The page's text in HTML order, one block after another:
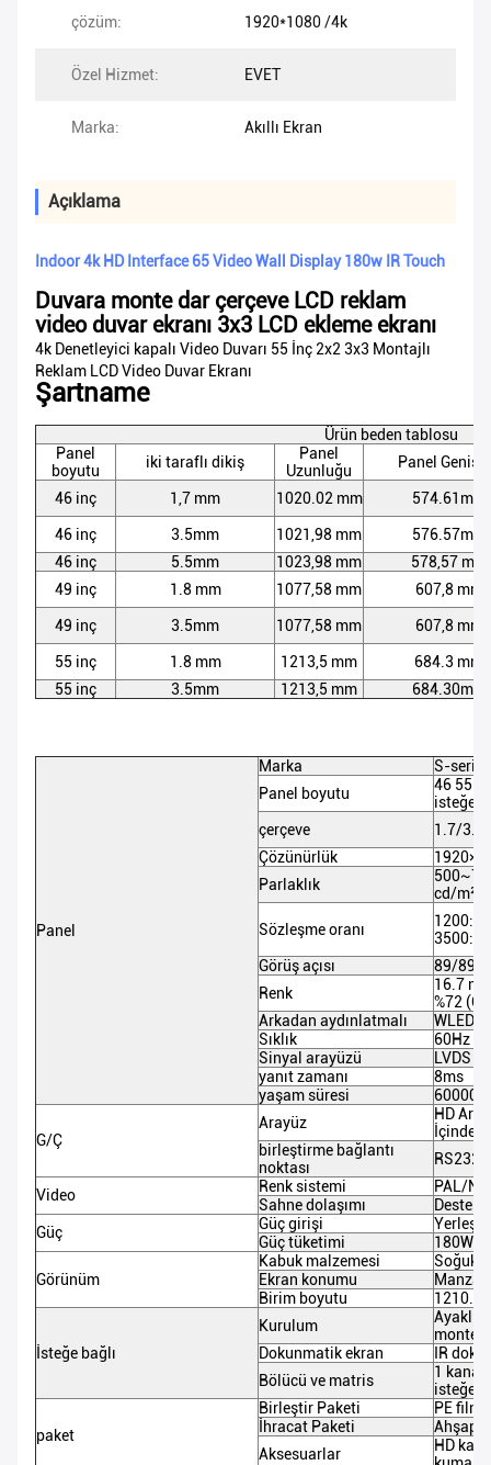
çözüm: 1920*1080 /4k
Özel Hizmet: EVET
Marka: Akıllı Ekran
Açıklama
Indoor 4k HD Interface 65 Video Wall Display 180w IR Touch
Duvara monte dar çerçeve LCD reklam
video duvar ekranı 3x3 LCD ekleme ekranı
4k Denetleyici kapalı Video Duvarı 55 İnç 2x2 3x3 Montajlı
Reklam LCD Video Duvar Ekranı
Şartname
Ürün beden tablosu
Panel
boyutu
iki taraflı dikiş
Panel
Uzunluğu
Panel
46 inç 1,7 mm 1020.02 mm 574.61mm
46 inç 3.5mm 1021,98 mm
576.57mm
46 inç
5.5mm 1023,98 mm
578,57 mm
49 inç
1.8 mm 1077,58 mm 607,8 mm
49 inç 3.5mm 1077,58 mm 607,8 mm
55 inç 1.8 mm 1213,5 mm
684.3 mm
55 inç
3.5mm 1213,5 mm 684.30mm
Panel
Marka
S-serisi
Panel boyutu
46 55
isteğe
çerçeve
1.7/
Çözünürlük
Parlaklık
cd/m²
Sözleşme oranı
1200:1,
3500:1,
Görüş açısı
89/89/
Renk
16.7
%72
Arkadan aydınlatmalı
WLED
Sıklık
60Hz
Sinyal arayüzü
LVDS
yanıt zamanı
8ms
yaşam süresi
60000
G/Ç
Arayüz
HD
İçinde
birleştirme bağlantı
noktası
RS232-
Video Renk sistemi
PAL/
Sahne dolaşımı
Destek
Güç
Güç girişi
Güç tüketimi
180W
Görünüm
Kabuk malzemesi
Soğuk
Ekran konumu
Birim boyutu
İsteğe bağlı
Kurulum
Ayaklı
monte
Dokunmatik ekran
IR
Bölücü ve matris
1 kanal
isteğe
paket
Birleştir Paketi
PE film
İhracat Paketi
Ahşap
Aksesuarlar
HD